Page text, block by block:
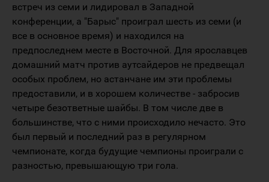
встреч из семи и лидировал в Западной
конференции, а "Барыс" проиграл шесть из семи (и
все в основное время) и находился на
предпоследнем месте в Восточной. Для ярославцев
домашний матч против аутсайдеров не предвещал
особых проблем, но астанчане им эти проблемы
предоставили, и в хорошем количестве - забросив
четыре безответные шайбы. В том числе две в
большинстве, что с ними происходило нечасто. Это
был первый и последний раз в регулярном
чемпионате, когда будущие чемпионы проиграли с
разностью, превышающую три гола.